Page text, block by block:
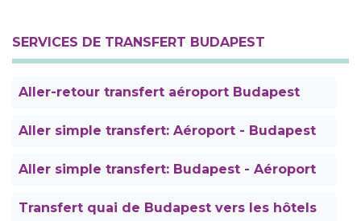
SERVICES DE TRANSFERT BUDAPEST
Aller-retour transfert aéroport Budapest
Aller simple transfert: Aéroport - Budapest
Aller simple transfert: Budapest - Aéroport
Transfert quai de Budapest vers les hôtels